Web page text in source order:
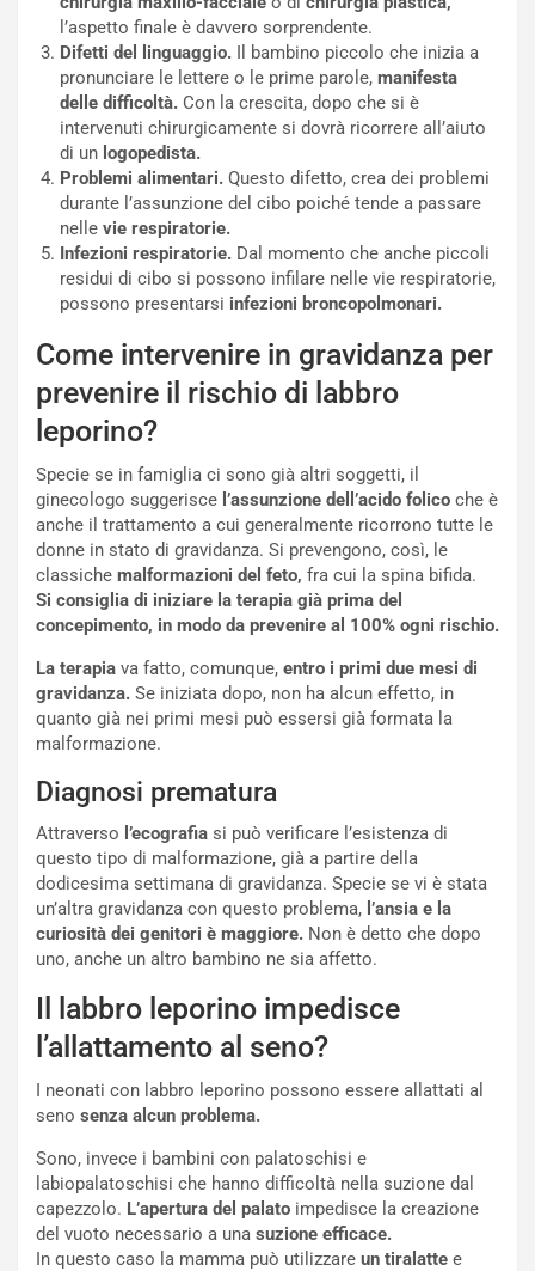
l’aspetto finale è davvero sorprendente.
Difetti del linguaggio. Il bambino piccolo che inizia a
pronunciare le lettere o le prime parole, manifesta
delle difficoltà. Con la crescita, dopo che si è
intervenuti chirurgicamente si dovrà ricorrere all’aiuto
di un logopedista.
Problemi alimentari. Questo difetto, crea dei problemi
durante l’assunzione del cibo poiché tende a passare
nelle vie respiratorie.
Infezioni respiratorie. Dal momento che anche piccoli
residui di cibo si possono infilare nelle vie respiratorie,
possono presentarsi infezioni broncopolmonari.
Come intervenire in gravidanza per
prevenire il rischio di labbro
leporino?
Specie se in famiglia ci sono già altri soggetti, il
ginecologo suggerisce l’assunzione dell’acido folico che è
anche il trattamento a cui generalmente ricorrono tutte le
donne in stato di gravidanza. Si prevengono, così, le
classiche malformazioni del feto, fra cui la spina bifida.
Si consiglia di iniziare la terapia già prima del
concepimento, in modo da prevenire al 100% ogni rischio.
La terapia va fatto, comunque, entro i primi due mesi di
gravidanza. Se iniziata dopo, non ha alcun effetto, in
quanto già nei primi mesi può essersi già formata la
malformazione.
Diagnosi prematura
Attraverso l’ecografia si può verificare l’esistenza di
questo tipo di malformazione, già a partire della
dodicesima settimana di gravidanza. Specie se vi è stata
un’altra gravidanza con questo problema, l’ansia e la
curiosità dei genitori è maggiore. Non è detto che dopo
uno, anche un altro bambino ne sia affetto.
Il labbro leporino impedisce
l’allattamento al seno?
I neonati con labbro leporino possono essere allattati al
seno senza alcun problema.
Sono, invece i bambini con palatoschisi e
labiopalatoschisi che hanno difficoltà nella suzione dal
capezzolo. L’apertura del palato impedisce la creazione
del vuoto necessario a una suzione efficace.
In questo caso la mamma può utilizzare un tiralatte e